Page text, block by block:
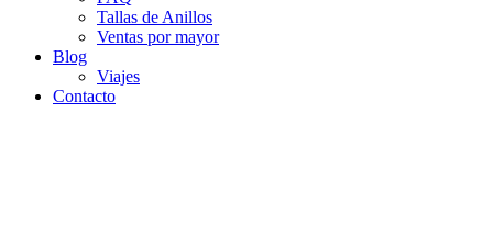
Tallas de Anillos
Ventas por mayor
Blog
Viajes
Contacto